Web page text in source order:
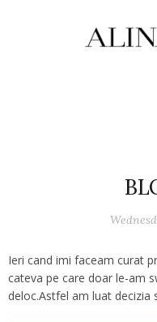
Ieri cand imi faceam curat
cateva pe care doar le-am
deloc.Astfel am luat decizia